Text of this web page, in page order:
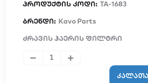
პროდუქტის კოდი: TA-1683
ბრენდი: Kavo Parts
ძრავის ჰაერის ფილტრი